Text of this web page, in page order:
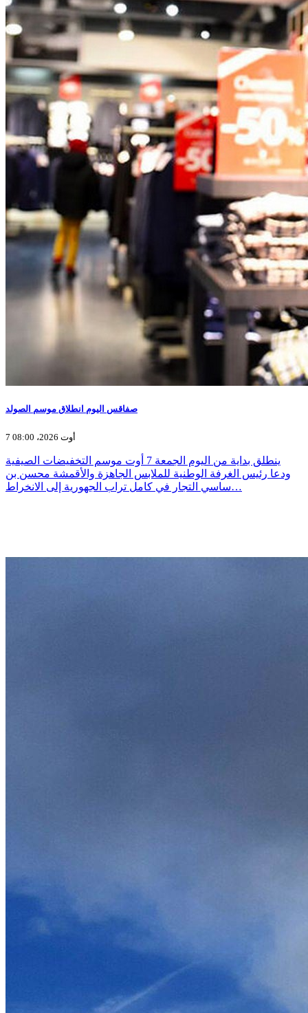
صفاقس اليوم انطلاق موسم الصولد
7 أوت 2026، 08:00
ينطلق بداية من اليوم الجمعة 7 أوت موسم التخفيضات الصيفية
ودعا رئيس الغرفة الوطنية للملابس الجاهزة والأقمشة محسن بن
ساسي التجار في كامل تراب الجهورية إلى الانخراط…